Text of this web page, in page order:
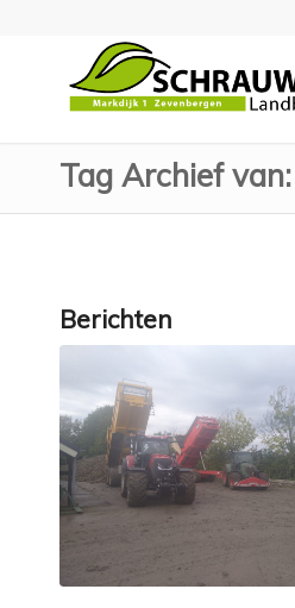
Tag Archief
Berichten